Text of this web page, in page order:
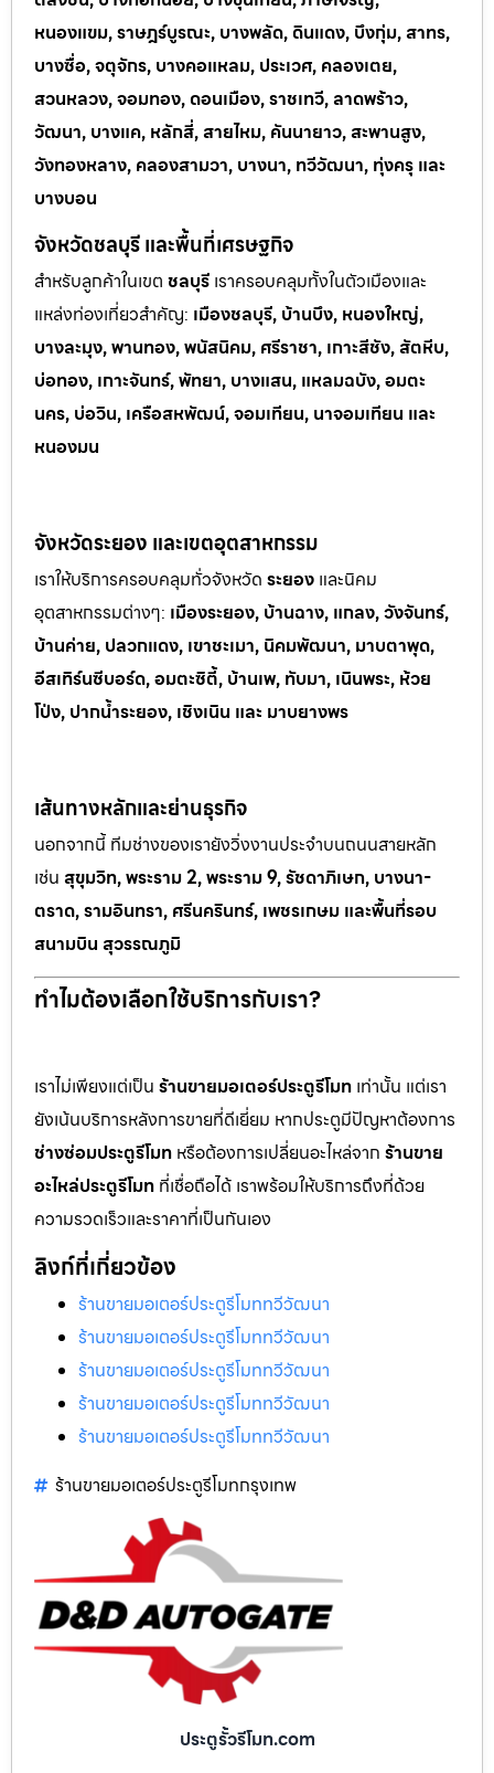
หนองแขม, ราษฎร์บูรณะ, บางพลัด, ดินแดง, บึงกุ่ม, สาทร,
บางซื่อ, จตุจักร, บางคอแหลม, ประเวศ, คลองเตย,
สวนหลวง, จอมทอง, ดอนเมือง, ราชเทวี, ลาดพร้าว,
วัฒนา, บางแค, หลักสี่, สายไหม, คันนายาว, สะพานสูง,
วังทองหลาง, คลองสามวา, บางนา, ทวีวัฒนา, ทุ่งครุ และ
บางบอน
จังหวัดชลบุรี และพื้นที่เศรษฐกิจ
สำหรับลูกค้าในเขต ชลบุรี เราครอบคลุมทั้งในตัวเมืองและ
แหล่งท่องเที่ยวสำคัญ: เมืองชลบุรี, บ้านบึง, หนองใหญ่,
บางละมุง, พานทอง, พนัสนิคม, ศรีราชา, เกาะสีชัง, สัตหีบ,
บ่อทอง, เกาะจันทร์, พัทยา, บางแสน, แหลมฉบัง, อมตะ
นคร, บ่อวิน, เครือสหพัฒน์, จอมเทียน, นาจอมเทียน และ
หนองมน
จังหวัดระยอง และเขตอุตสาหกรรม
เราให้บริการครอบคลุมทั่วจังหวัด ระยอง และนิคม
อุตสาหกรรมต่างๆ: เมืองระยอง, บ้านฉาง, แกลง, วังจันทร์,
บ้านค่าย, ปลวกแดง, เขาชะเมา, นิคมพัฒนา, มาบตาพุด,
อีสเทิร์นซีบอร์ด, อมตะซิตี้, บ้านเพ, ทับมา, เนินพระ, ห้วย
โป่ง, ปากน้ำระยอง, เชิงเนิน และ มาบยางพร
เส้นทางหลักและย่านธุรกิจ
นอกจากนี้ ทีมช่างของเรายังวิ่งงานประจำบนถนนสายหลัก
เช่น สุขุมวิท, พระราม 2, พระราม 9, รัชดาภิเษก, บางนา-
ตราด, รามอินทรา, ศรีนครินทร์, เพชรเกษม และพื้นที่รอบ
สนามบิน สุวรรณภูมิ
ทำไมต้องเลือกใช้บริการกับเรา?
เราไม่เพียงแต่เป็น ร้านขายมอเตอร์ประตูรีโมท เท่านั้น แต่เรา
ยังเน้นบริการหลังการขายที่ดีเยี่ยม หากประตูมีปัญหาต้องการ
ช่างซ่อมประตูรีโมท หรือต้องการเปลี่ยนอะไหล่จาก ร้านขาย
อะไหล่ประตูรีโมท ที่เชื่อถือได้ เราพร้อมให้บริการถึงที่ด้วย
ความรวดเร็วและราคาที่เป็นกันเอง
ลิงก์ที่เกี่ยวข้อง
ร้านขายมอเตอร์ประตูรีโมททวีวัฒนา
ร้านขายมอเตอร์ประตูรีโมททวีวัฒนา
ร้านขายมอเตอร์ประตูรีโมททวีวัฒนา
ร้านขายมอเตอร์ประตูรีโมททวีวัฒนา
ร้านขายมอเตอร์ประตูรีโมททวีวัฒนา
ร้านขายมอเตอร์ประตูรีโมทกรุงเทพ
ประตูรั้วรีโมท.com